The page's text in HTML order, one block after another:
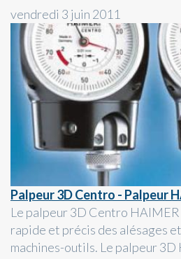
vendredi 3 juin 2011
Palpeur 3D Centro - Palpeur
Le palpeur 3D Centro
rapide et précis des alésages
machines-outils. Le palpeur